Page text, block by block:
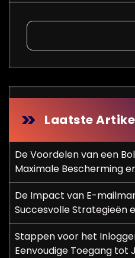
Laatste
De Voordelen van een
Maximale Bescherming
De Impact van E-
Succesvolle Strategieën
Stappen voor het
Eenvoudige Toegang tot